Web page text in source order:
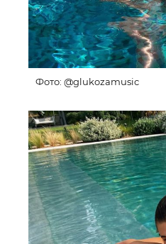
Фото: @glukozamusic